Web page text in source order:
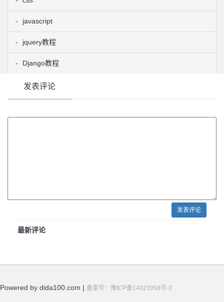
javascript
jquery教程
Django教程
发表评论
发表评论
最新评论
Powered by dida100.com | 备案号：豫ICP备14023958号-3